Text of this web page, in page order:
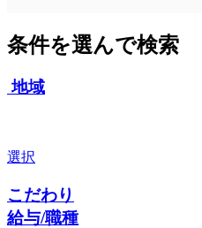
条件を選んで検索
地域
選択
こだわり
給与/職種